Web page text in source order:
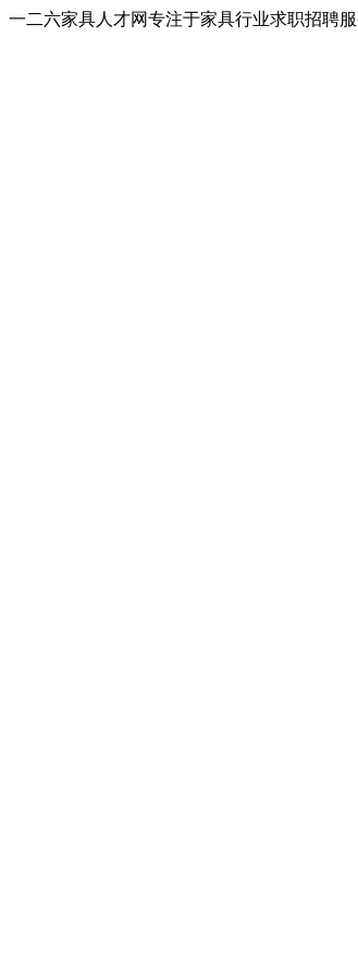
一二六家具人才网专注于家具行业求职招聘